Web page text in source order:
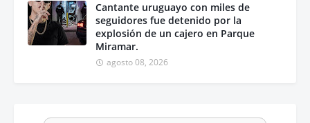
Cantante uruguayo con miles de
seguidores fue detenido por la
explosión de un cajero en Parque
Miramar.
agosto 08, 2026